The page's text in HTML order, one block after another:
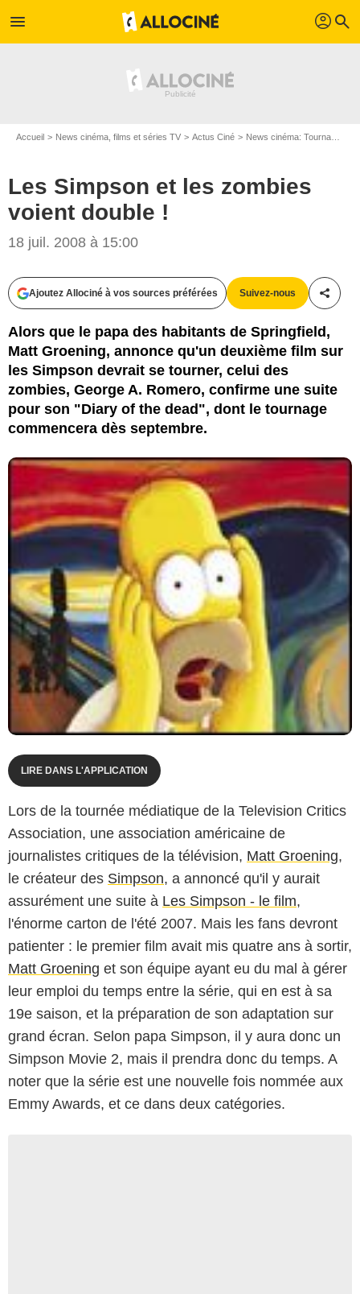
menu profil search
Accueil News cinéma, films et séries TV Actus Ciné News cinéma: Tournages
Les Simpson et les zombies
voient double !
18 juil. 2008 à 15:00
Ajoutez Allociné à vos sources préférées Suivez-nous
Alors que le papa des habitants de Springfield,
Matt Groening, annonce qu'un deuxième film sur
les Simpson devrait se tourner, celui des
zombies, George A. Romero, confirme une suite
pour son "Diary of the dead", dont le tournage
commencera dès septembre.
LIRE DANS L'APPLICATION
Lors de la tournée médiatique de la Television Critics
Association, une association américaine de
journalistes critiques de la télévision, Matt Groening,
le créateur des Simpson, a annoncé qu'il y aurait
assurément une suite à Les Simpson - le film,
l'énorme carton de l'été 2007. Mais les fans devront
patienter : le premier film avait mis quatre ans à sortir,
Matt Groening et son équipe ayant eu du mal à gérer
leur emploi du temps entre la série, qui en est à sa
19e saison, et la préparation de son adaptation sur
grand écran. Selon papa Simpson, il y aura donc un
Simpson Movie 2, mais il prendra donc du temps. A
noter que la série est une nouvelle fois nommée aux
Emmy Awards, et ce dans deux catégories.